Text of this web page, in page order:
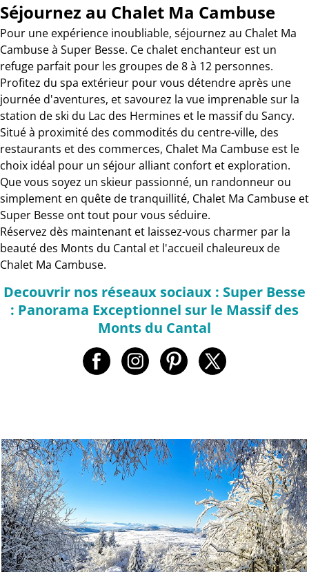
Séjournez au Chalet Ma Cambuse
Pour une expérience inoubliable, séjournez au Chalet Ma
Cambuse à Super Besse. Ce chalet enchanteur est un
refuge parfait pour les groupes de 8 à 12 personnes.
Profitez du spa extérieur pour vous détendre après une
journée d'aventures, et savourez la vue imprenable sur la
station de ski du Lac des Hermines et le massif du Sancy.
Situé à proximité des commodités du centre-ville, des
restaurants et des commerces, Chalet Ma Cambuse est le
choix idéal pour un séjour alliant confort et exploration.
Que vous soyez un skieur passionné, un randonneur ou
simplement en quête de tranquillité, Chalet Ma Cambuse et
Super Besse ont tout pour vous séduire.
Réservez dès maintenant et laissez-vous charmer par la
beauté des Monts du Cantal et l'accueil chaleureux de
Chalet Ma Cambuse.
Decouvrir nos réseaux sociaux : Super Besse
: Panorama Exceptionnel sur le Massif des
Monts du Cantal